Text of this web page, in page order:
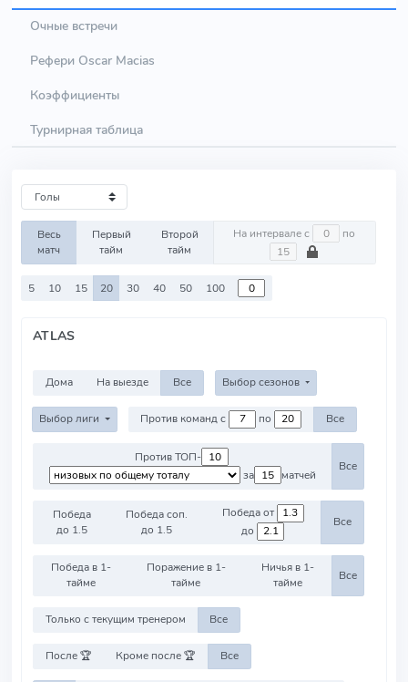
Очные встречи
Рефери Oscar Macias
Коэффициенты
Турнирная таблица
Весь
матч
Первый
тайм
Второй
тайм
На интервале с по
5 10 15 20 30 40 50 100
ATLAS
Дома На выезде Все Выбор сезонов
Выбор лиги Против команд с по Все
Против ТОП-
за
матчей
Все
Победа
до 1.5
Победа соп.
до 1.5
Победа от
до
Все
Победа в 1-
тайме
Поражение в 1-
тайме
Ничья в 1-
тайме
Все
Только с текущим тренером Все
После 🏆 Кроме после 🏆 Все